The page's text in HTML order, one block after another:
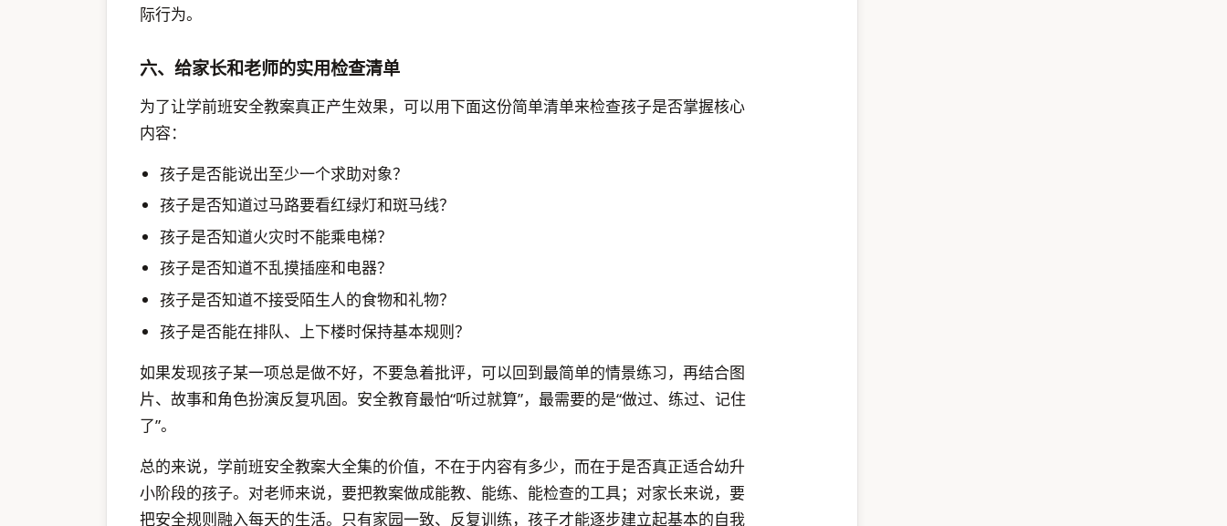
际行为。
六、给家长和老师的实用检查清单
为了让学前班安全教案真正产生效果，可以用下面这份简单清单来检查孩子是否掌握核心
内容：
孩子是否能说出至少一个求助对象？
孩子是否知道过马路要看红绿灯和斑马线？
孩子是否知道火灾时不能乘电梯？
孩子是否知道不乱摸插座和电器？
孩子是否知道不接受陌生人的食物和礼物？
孩子是否能在排队、上下楼时保持基本规则？
如果发现孩子某一项总是做不好，不要急着批评，可以回到最简单的情景练习，再结合图
片、故事和角色扮演反复巩固。安全教育最怕“听过就算”，最需要的是“做过、练过、记住
了”。
总的来说，学前班安全教案大全集的价值，不在于内容有多少，而在于是否真正适合幼升
小阶段的孩子。对老师来说，要把教案做成能教、能练、能检查的工具；对家长来说，要
把安全规则融入每天的生活。只有家园一致、反复训练，孩子才能逐步建立起基本的自我